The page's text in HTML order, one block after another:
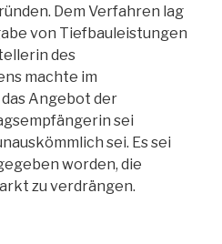
Dem Verfahren lag
von Tiefbauleistungen
des
machte im
Angebot der
sei
sei. Es sei
worden, die
zu verdrängen.